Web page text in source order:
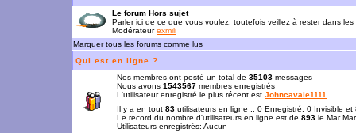
Le forum Hors sujet
Parler ici de ce que vous voulez, toutefois veillez à rester dans les
Modérateurexmili
Marquer tous les forums comme lus
Qui est en ligne ?
Nos membres ont posté un total de 35103 messages
Nous avons 1543567 membres enregistrés
L'utilisateur enregistré le plus récent est Johncavale1111
Il y a en tout 83 utilisateurs en ligne :: 0 Enregistré, 0 Invisible
Le record du nombre d'utilisateurs en ligne est de 893 le Mar
Utilisateurs enregistrés: Aucun